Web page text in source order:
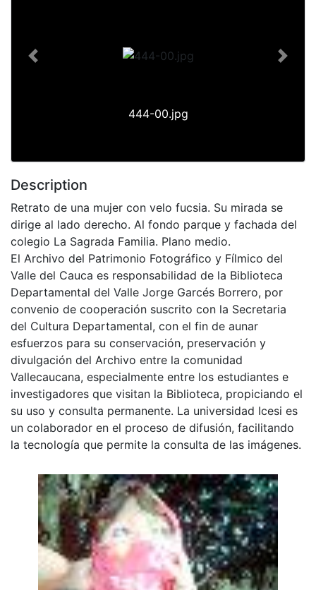
444-00.jpg
Previous Next
Description
Retrato de una mujer con velo fucsia. Su mirada se
dirige al lado derecho. Al fondo parque y fachada del
colegio La Sagrada Familia. Plano medio.
El Archivo del Patrimonio Fotográfico y Fílmico del
Valle del Cauca es responsabilidad de la Biblioteca
Departamental del Valle Jorge Garcés Borrero, por
convenio de cooperación suscrito con la Secretaria
del Cultura Departamental, con el fin de aunar
esfuerzos para su conservación, preservación y
divulgación del Archivo entre la comunidad
Vallecaucana, especialmente entre los estudiantes e
investigadores que visitan la Biblioteca, propiciando el
su uso y consulta permanente. La universidad Icesi es
un colaborador en el proceso de difusión, facilitando
la tecnología que permite la consulta de las imágenes.